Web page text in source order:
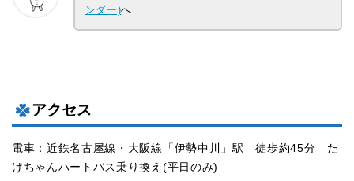
ンダー)へ
アクセス
電車：近鉄名古屋線・大阪線「伊勢中川」駅 徒歩約45分 た
けちゃんハートバス乗り換え(平日のみ)